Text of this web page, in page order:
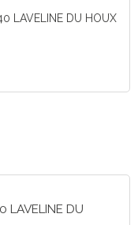
LAVELINE DU HOUX
LAVELINE DU